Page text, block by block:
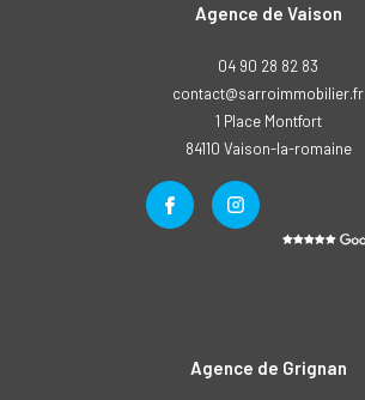
Agence de Grignan
Agence de Vaison
04 90 28 82 83
contact@sarroimmobilier.fr
1 Place Montfort
84110
vaison-la-romaine